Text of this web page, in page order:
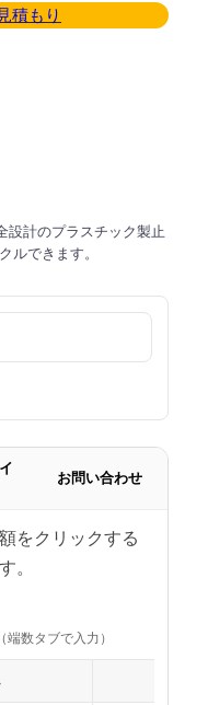
積もり
設計のプラスチック製止
ルできます。
お問い合わせ
をクリックする
。
数タブで入力）